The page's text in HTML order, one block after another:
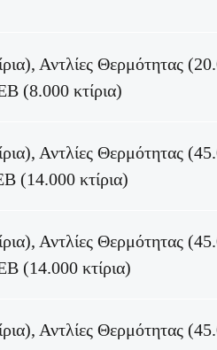
Αντλίες Θερμότητας
(8.000 κτίρια)
Αντλίες Θερμότητας
(14.000 κτίρια)
Αντλίες Θερμότητας
(14.000 κτίρια)
Αντλίες Θερμότητας